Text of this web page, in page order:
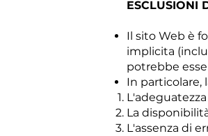
ESCLUSIONI
Il sito Web è
implicita
potrebbe
In particolare,
La
L'assenza di